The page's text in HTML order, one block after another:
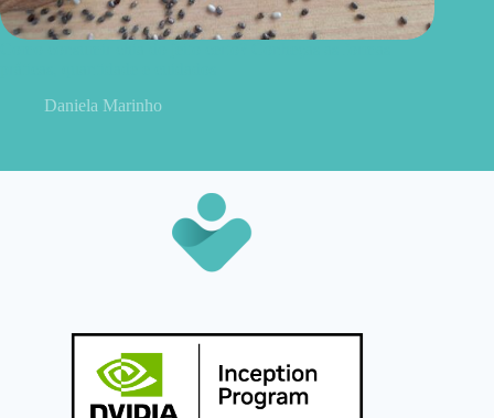
Daniela Marinho